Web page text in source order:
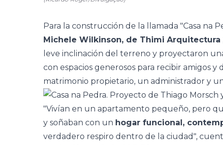
Para la construcción de la llamada "Casa na
Michele Wilkinson, de Thimi Arquitectura
leve inclinación del terreno y proyectaron
con espacios generosos para recibir amigos
matrimonio propietario, un administrador y
"Vivían en un apartamento pequeño, pero
y soñaban con un hogar funcional,
verdadero respiro dentro de la ciudad",